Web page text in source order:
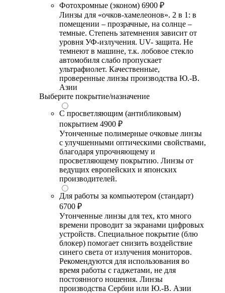
Фотохромные (эконом) 6900 ₽
Линзы для «очков-хамелеонов». 2 в 1: в
помещении – прозрачные, на солнце –
темные. Степень затемнения зависит от
уровня УФ-излучения. UV- защита. Не
темнеют в машине, т.к. лобовое стекло
автомобиля слабо пропускает
ультрафиолет. Качественные,
проверенные линзы производства Ю.-В.
Азии
Выберите покрытие/назначение
С просветляющим (антибликовым)
покрытием 4900 ₽
Утонченные полимерные очковые линзы
с улучшенными оптическими свойствами,
благодаря упрочняющему и
просветляющему покрытию. Линзы от
ведущих европейских и японских
производителей.
Для работы за компьютером (стандарт)
6700 ₽
Утонченные линзы для тех, кто много
времени проводит за экранами цифровых
устройств. Специальное покрытие (блю
блокер) помогает снизить воздействие
синего света от излучения мониторов.
Рекомендуются для использования во
время работы с гаджетами, не для
постоянного ношения. Линзы
производства Сербии или Ю.-В. Азии